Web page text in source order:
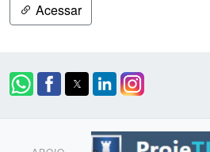
Acessar